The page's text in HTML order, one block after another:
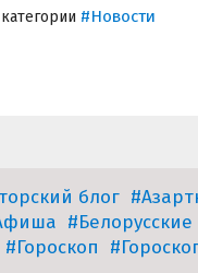
#Новости
блог
#Гороскоп